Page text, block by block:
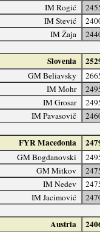
IM Rogić
IM Stević
IM Žaja
Slovenia
GM Beliavsky
IM Mohr
IM Grosar
IM Pavasovič
FYR Macedonia
GM Bogdanovski
GM Mitkov
IM Nedev
IM Jacimović
Austria